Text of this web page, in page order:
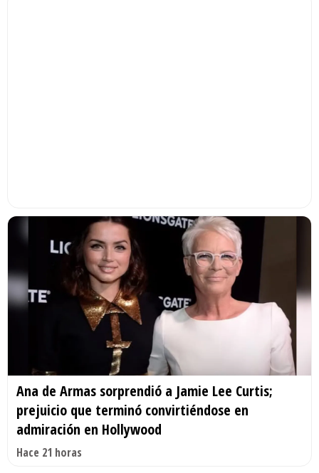
Ana de Armas sorprendió a Jamie Lee Curtis;
prejuicio que terminó convirtiéndose en
admiración en Hollywood
Hace 21 horas